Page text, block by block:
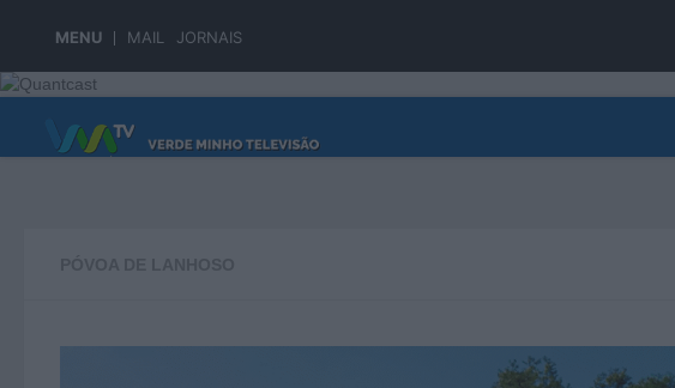
MENU MAIL JORNAIS
Skip to content